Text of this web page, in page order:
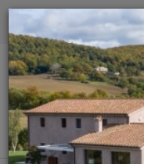
View on map
Panel de gestión de